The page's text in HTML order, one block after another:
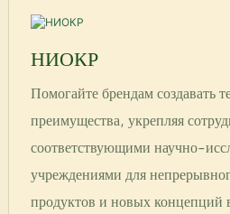
НИОКР
Помогайте брендам создавать
преимущества, укрепляя
соответствующими научно-
учреждениями для
продуктов и новых концепций